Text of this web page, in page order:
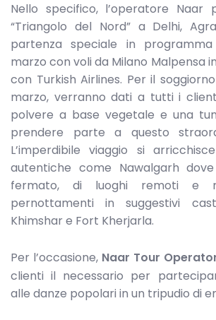
Nello specifico, l’operatore Naar
“Triangolo del Nord” a Delhi,
partenza speciale in programma
marzo con voli da Milano Malpensa
con Turkish Airlines. Per il
marzo, verranno dati a tutti i
polvere a base vegetale e una
prendere parte a questo
L’imperdibile viaggio si
autentiche come Nawalgarh
fermato, di luoghi remoti e
pernottamenti in suggestivi
Khimshar e Fort Kherjarla.
Per l’occasione, Naar Tour
clienti il necessario per
alle danze popolari in un tripudio di